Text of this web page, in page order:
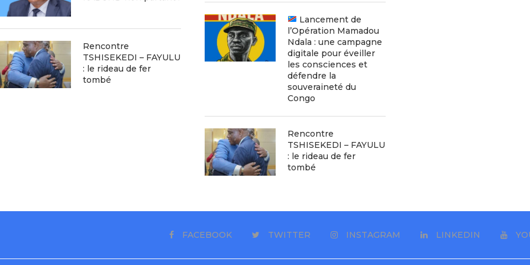
Rencontre
TSHISEKEDI – FAYULU
: le rideau de fer
tombé
Lancement de
l’Opération Mamadou
Ndala : une campagne
digitale pour éveiller
les consciences et
défendre la
souveraineté du
Congo
Rencontre
TSHISEKEDI – FAYULU
: le rideau de fer
tombé
FACEBOOK TWITTER INSTAGRAM LINKEDIN